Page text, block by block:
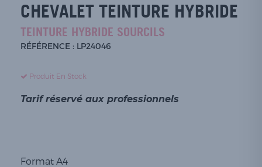
CHEVALET TEINTURE HYBRIDE
TEINTURE HYBRIDE SOURCILS
RÉFÉRENCE : LP24046
Produit En Stock
Tarif réservé aux professionnels
Format A4